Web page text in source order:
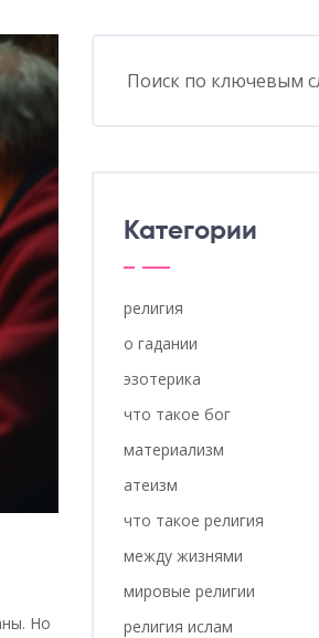
Но
Категории
религия
о гадании
эзотерика
что такое бог
материализм
атеизм
что такое религия
между жизнями
мировые религии
религия ислам